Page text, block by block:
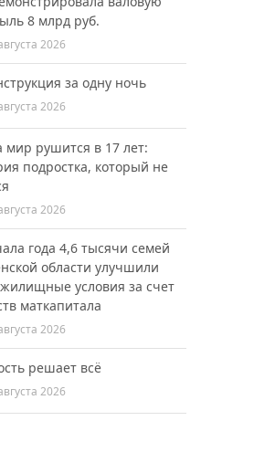
8 млрд руб.
2026
за одну ночь
2026
мир рушится в 17 лет:
подростка, который не
2026
года 4,6 тысячи семей
области улучшили
условия за счет
маткапитала
2026
решает всё
2026